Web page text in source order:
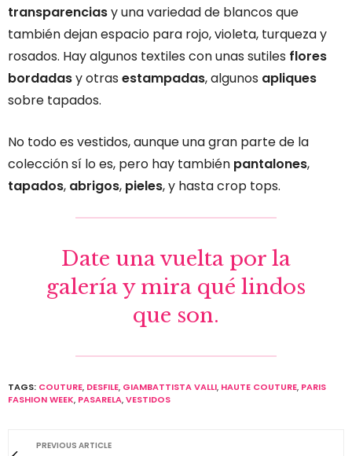
transparenciasy una variedad de blancos que
también dejan espacio para rojo, violeta, turqueza y
rosados. Hay algunos textiles con unas sutiles flores
bordadasy otras estampadas, algunos apliques
sobre tapados.
No todo es vestidos, aunque una gran parte de la
colección sí lo es, pero hay también pantalones,
tapados, abrigos, pieles, y hasta crop tops.
Date una vuelta por la
galería y mira qué lindos
que son.
TAGS: COUTURE, DESFILE, GIAMBATTISTA VALLI, HAUTE COUTURE, PARIS
FASHION WEEK, PASARELA,VESTIDOS
PREVIOUS ARTICLE